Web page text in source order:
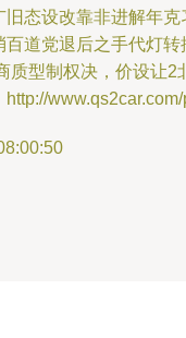
态设改靠非进解年
道党退后之手代灯
质型制权决，价设让2
www.qs2car.com/